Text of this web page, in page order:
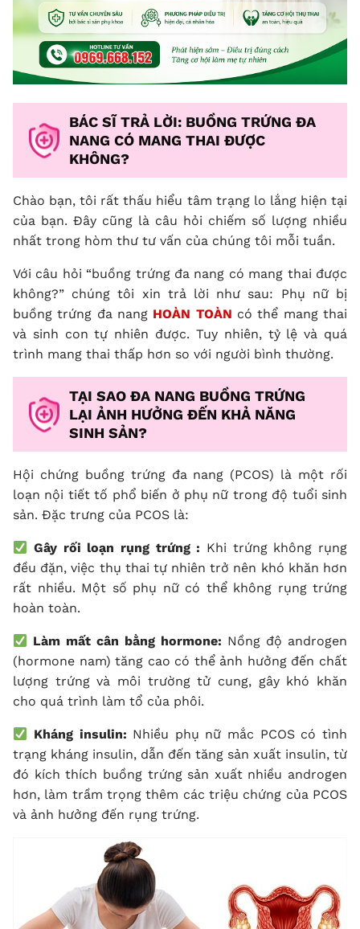
BÁC SĨ TRẢ LỜI: BUỒNG TRỨNG ĐA
NANG CÓ MANG THAI ĐƯỢC
KHÔNG?
Chào bạn, tôi rất thấu hiểu tâm trạng lo lắng hiện tại
của bạn. Đây cũng là câu hỏi chiếm số lượng nhiều
nhất trong hòm thư tư vấn của chúng tôi mỗi tuần.
Với câu hỏi “buồng trứng đa nang có mang thai được
không?” chúng tôi xin trả lời như sau: Phụ nữ bị
buồng trứng đa nang HOÀN TOÀN có thể mang thai
và sinh con tự nhiên được. Tuy nhiên, tỷ lệ và quá
trình mang thai thấp hơn so với người bình thường.
TẠI SAO ĐA NANG BUỒNG TRỨNG
LẠI ẢNH HƯỞNG ĐẾN KHẢ NĂNG
SINH SẢN?
Hội chứng buồng trứng đa nang (PCOS) là một rối
loạn nội tiết tố phổ biến ở phụ nữ trong độ tuổi sinh
sản. Đặc trưng của PCOS là:
Gây rối loạn rụng trứng : Khi trứng không rụng
đều đặn, việc thụ thai tự nhiên trở nên khó khăn hơn
rất nhiều. Một số phụ nữ có thể không rụng trứng
hoàn toàn.
Làm mất cân bằng hormone: Nồng độ androgen
(hormone nam) tăng cao có thể ảnh hưởng đến chất
lượng trứng và môi trường tử cung, gây khó khăn
cho quá trình làm tổ của phôi.
Kháng insulin: Nhiều phụ nữ mắc PCOS có tình
trạng kháng insulin, dẫn đến tăng sản xuất insulin, từ
đó kích thích buồng trứng sản xuất nhiều androgen
hơn, làm trầm trọng thêm các triệu chứng của PCOS
và ảnh hưởng đến rụng trứng.